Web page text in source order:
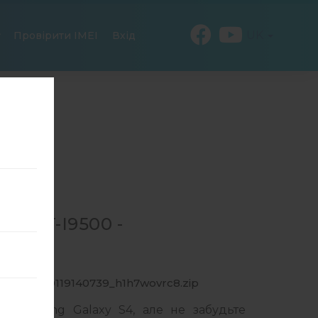
Провірити IMEI Вхід
GT-I9500 -
Galaxy S4, але не забудьте